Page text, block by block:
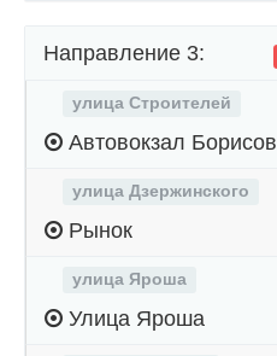
Направление 3:
улица Строителей
Автовокзал Борисов
улица Дзержинского
Рынок
улица Яроша
Улица Яроша